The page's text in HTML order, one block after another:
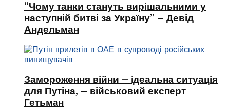
“Чому танки стануть вирішальними у
наступній битві за Україну” – Девід
Андельман
Замороження війни – ідеальна ситуація
для Путіна, – військовий експерт
Гетьман